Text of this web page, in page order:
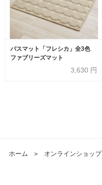
バスマット「フレシカ」全3色
ファブリーズマット
3,630 円
ホーム ＞ オンラインショップ